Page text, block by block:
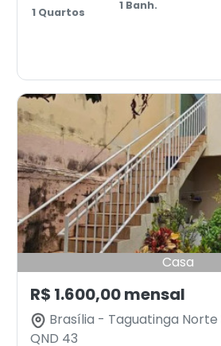
1 Quartos
1 Banh.
Casa
R$ 1.600,00 mensal
Brasília - Taguatinga
QND 43